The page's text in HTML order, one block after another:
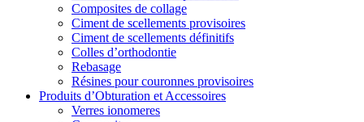
Composites de collage
Ciment de scellements provisoires
Ciment de scellements définitifs
Colles d’orthodontie
Rebasage
Résines pour couronnes provisoires
Produits d’Obturation et Accessoires
Verres ionomeres